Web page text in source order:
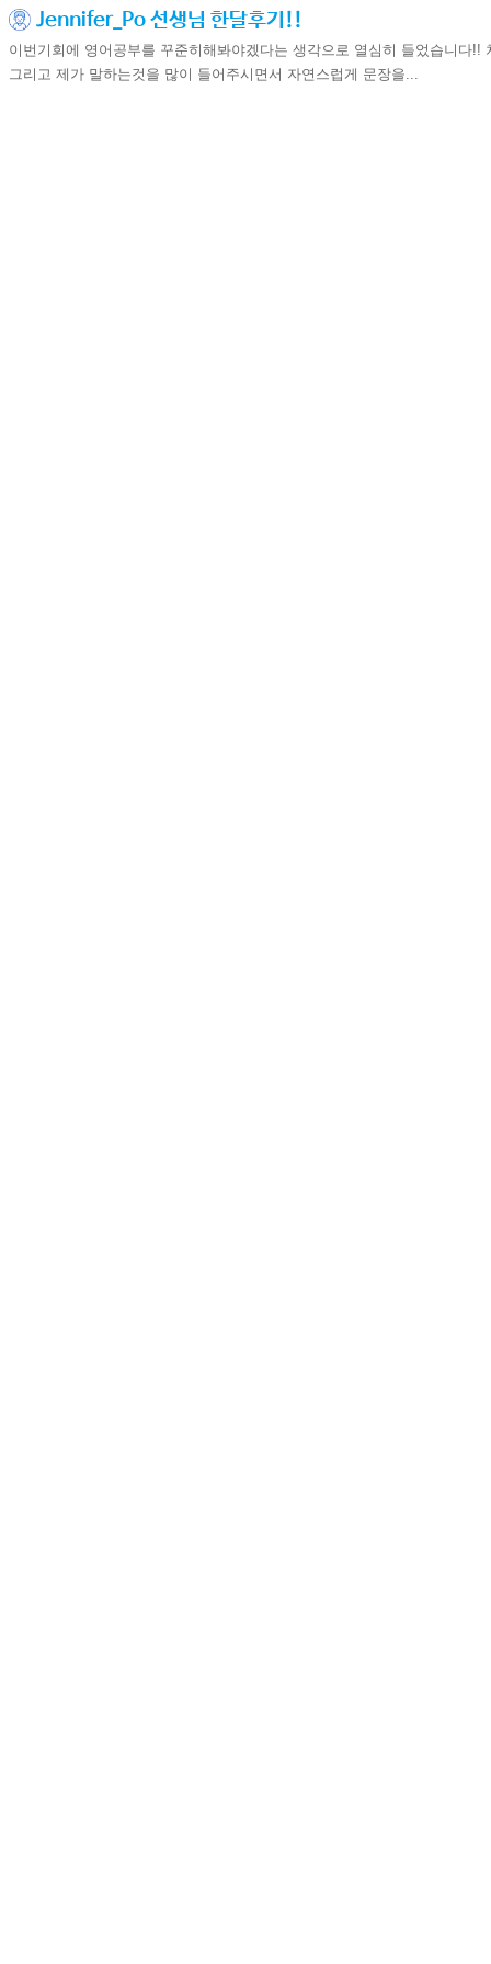
Jennifer_Po 선생님 한달후기!!
이번기회에 영어공부를 꾸준히해봐야겠다는 생각으로 열심히 들었습니다
그리고 제가 말하는것을 많이 들어주시면서 자연스럽게 문장을...